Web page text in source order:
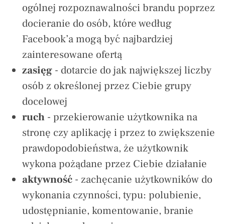
ogólnej rozpoznawalności brandu poprzez
docieranie do osób, które według
Facebook’a mogą być najbardziej
zainteresowane ofertą
zasięg - dotarcie do jak największej liczby
osób z określonej przez Ciebie grupy
docelowej
ruch - przekierowanie użytkownika na
stronę czy aplikację i przez to zwiększenie
prawdopodobieństwa, że użytkownik
wykona pożądane przez Ciebie działanie
aktywność - zachęcanie użytkowników do
wykonania czynności, typu: polubienie,
udostępnianie, komentowanie, branie